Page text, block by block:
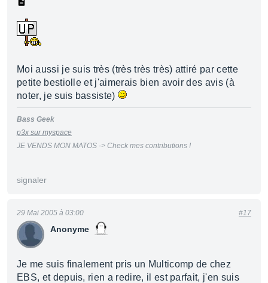
Moi aussi je suis très (très très très) attiré par cette
petite bestiolle et j'aimerais bien avoir des avis (à
noter, je suis bassiste)
Bass Geek
p3x sur myspace
JE VENDS MON MATOS -> Check mes contributions !
signaler
Anonyme
29 Mai 2005 à 03:00 #17
Je me suis finalement pris un Multicomp de chez
EBS, et depuis, rien a redire, il est parfait, j'en suis